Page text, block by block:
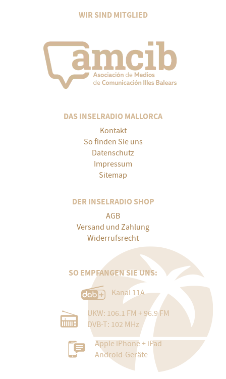
WIR SIND MITGLIED
DAS INSELRADIO MALLORCA
Kontakt
So finden Sie uns
Datenschutz
Impressum
Sitemap
DER INSELRADIO SHOP
AGB
Versand und Zahlung
Widerrufsrecht
SO EMPFANGEN SIE UNS:
Kanal 11A
UKW: 106.1 FM + 96.9 FM
DVB-T: 102 MHz
Apple iPhone + iPad
Android-Geräte